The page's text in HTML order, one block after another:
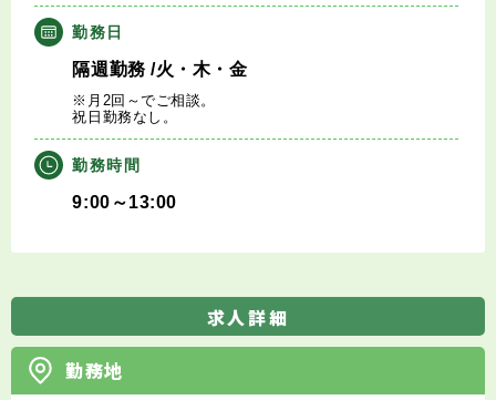
大学医局紹介
勤務日
隔週勤務 /火・木・金
※月2回～でご相談。
祝日勤務なし。
勤務時間
9:00～13:00
求人詳細
勤務地